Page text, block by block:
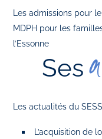
Les admissions pour
MDPH pour les
l’Essonne
Ses
Les actualités du
L’acquisition de